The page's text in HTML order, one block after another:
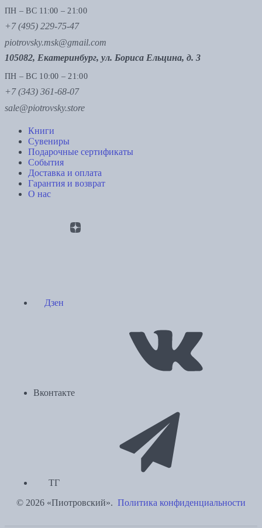
ПН – ВС 11:00 – 21:00
+7 (495) 229-75-47
piotrovsky.msk@gmail.com
105082, Екатеринбург, ул. Бориса Ельцина, д. 3
ПН – ВС 10:00 – 21:00
+7 (343) 361-68-07
sale@piotrovsky.store
Книги
Сувениры
Подарочные сертификаты
События
Доставка и оплата
Гарантия и возврат
О нас
Дзен
Вконтакте
ТГ
© 2026 «Пиотровский». Политика конфиденциальности